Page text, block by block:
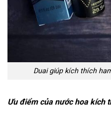
Duai giúp kích thích
Ưu điểm của nước hoa kích